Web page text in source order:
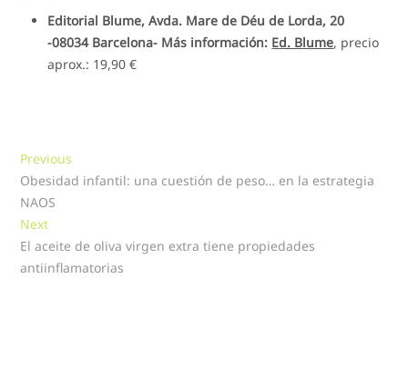
Editorial Blume, Avda. Mare de Déu de Lorda, 20
-08034 Barcelona- Más información: Ed. Blume, precio
aprox.: 19,90 €
Navegación
de
entradas
Previous
post:
Obesidad infantil: una cuestión de peso… en la estrategia
NAOS
NextNext
post:
El aceite de oliva virgen extra tiene propiedades
antiinflamatorias